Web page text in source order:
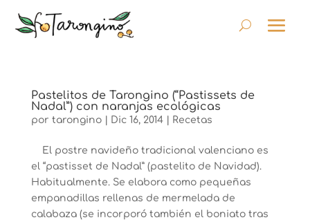
Pastelitos de Tarongino (“Pastissets de
Nadal”) con naranjas ecológicas
por tarongino| Dic 16, 2014| Recetas
El postre navideño tradicional valenciano es
el “pastisset de Nadal” (pastelito de Navidad).
Habitualmente. Se elabora como pequeñas
empanadillas rellenas de mermelada de
calabaza (se incorporó también el boniato tras